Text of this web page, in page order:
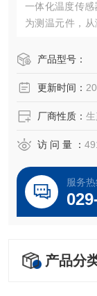
一体化温度传
为测温元件，
等电路处理后，
产品型号：
更新时间：
厂商性质：
访 问 量 ：
服务
产品分